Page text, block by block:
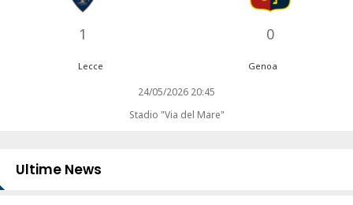
1 0
Lecce Genoa
24/05/2026 20:45
Stadio "Via del Mare"
Ultime News